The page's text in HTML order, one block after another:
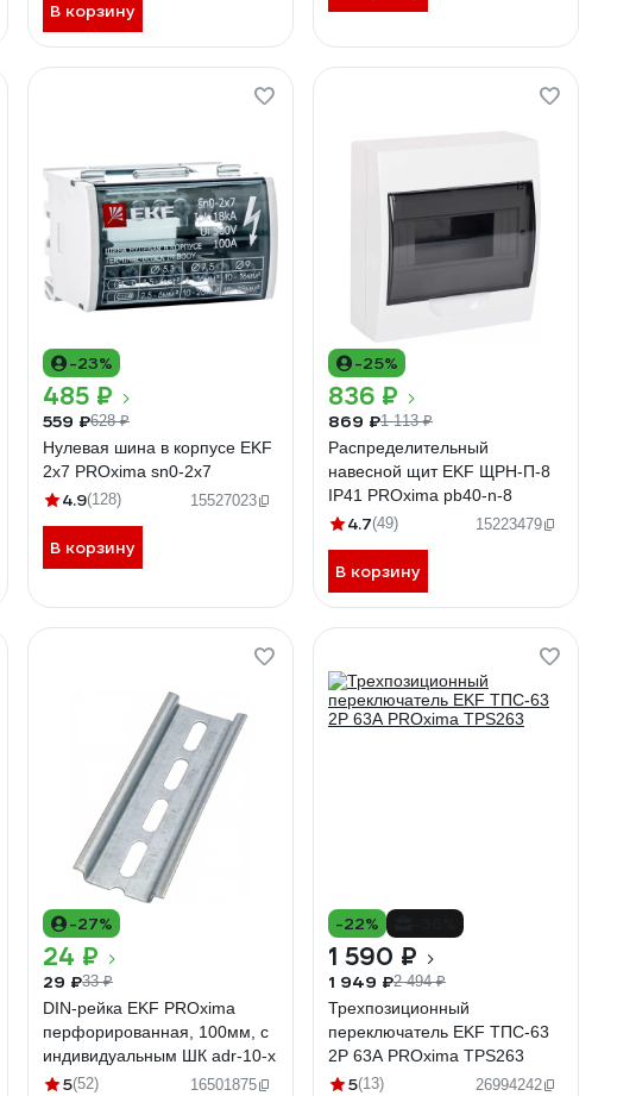
В корзину
-23%
485 ₽
559 ₽628 ₽
Нулевая шина в корпусе EKF
2x7 PROxima sn0-2x7
4.9(128) 15527023
В корзину
-25%
836 ₽
869 ₽1 113 ₽
Распределительный
навесной щит EKF ЩРН-П-8
IP41 PROxima pb40-n-8
4.7(49) 15223479
В корзину
-27%
24 ₽
29 ₽33 ₽
DIN-рейка EKF PROxima
перфорированная, 100мм, с
индивидуальным ШК adr-10-x
5(52) 16501875
-22%
1 590 ₽
1 949 ₽2 494 ₽
Трехпозиционный
переключатель EKF ТПС-63
2P 63А PROxima TPS263
5(13) 26994242